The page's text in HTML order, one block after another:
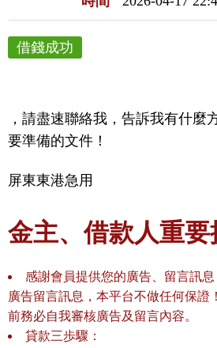
借錢成功
，請盡速聯絡我，告訴我有什麼
要準備的文件！
屏東東港急用
金主、借款人重要
感謝會員提供您的廣告、留言訊
廣告留言訊息，本平台不做任何保證
前務必自我審核廣告及留言內容。
貸款三歩驟：